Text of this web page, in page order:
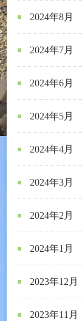
2024年8月
2024年7月
2024年6月
2024年5月
2024年4月
2024年3月
2024年2月
2024年1月
2023年12月
2023年11月